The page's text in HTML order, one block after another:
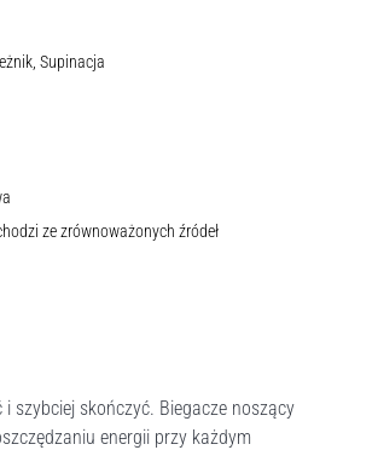
Supinacja
ze zrównoważonych źródeł
i szybciej skończyć. Biegacze noszący
energii przy każdym